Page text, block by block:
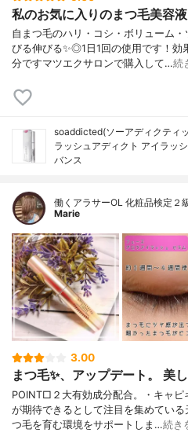
私のお気に入りのまつ毛美容
自まつ毛のハリ・コシ・ボリューム
びる伸びる✨◎1日1回の使用です！効
分ですマツエクサロンで購入して…続
soaddicted(ソーアディクティ
ラッシュアディクト アイラッ
バンス
働くアラサーOL 化粧品検定２
Marie
3.00
まつ毛✨、アップデート。 美
POINT□２大有効成分配合。・キャ
が期待できるとして注目を集めてい
つ毛を育む環境をサポートしま…続き